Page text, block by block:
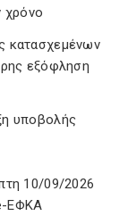
χρόνο
κατασχεμένων
εξόφληση
υποβολής
10/09/2026
ΕΦΚΑ